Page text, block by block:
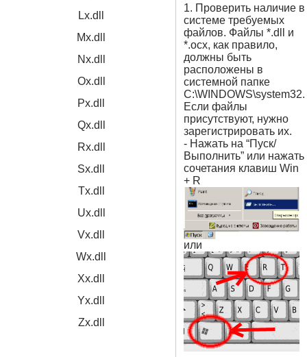
Lx.dll
Mx.dll
Nx.dll
Ox.dll
Px.dll
Qx.dll
Rx.dll
Sx.dll
Tx.dll
Ux.dll
Vx.dll
Wx.dll
Xx.dll
Yx.dll
Zx.dll
1. Проверить наличие в
системе требуемых
файлов. Файлы *.dll и
*.ocx, как правило,
должны быть
расположены в
системной папке
C:\WINDOWS\system32.
Если файлы
присутствуют, нужно
зарегистрировать их.
- Нажать на “Пуск/
Выполнить” или нажать
сочетания клавиш Win
+ R
или